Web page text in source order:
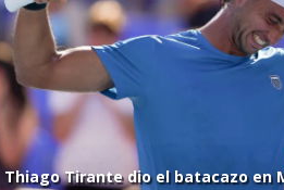
Thiago Tirante dio el batacazo en